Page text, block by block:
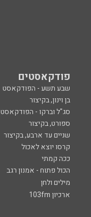
פודקאסטים
שבע תשע - הפודקאסט
בן וינון, בקיצור
סג"ל וברקו - הפודקאסט
ספורט, בקיצור
שניים עד ארבע, בקיצור
קרסו יוצא לאכול
ככה קמתי
הכול פתוח - אמנון רגב
מילים ולחן
ארכיון 103fm